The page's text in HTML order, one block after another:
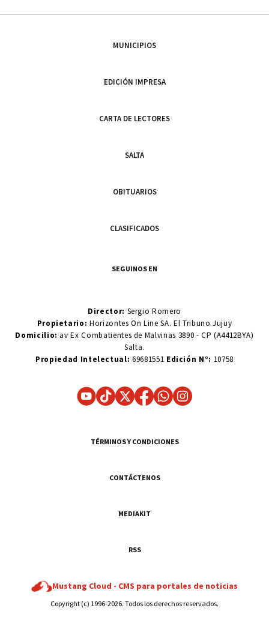
MUNICIPIOS
EDICIÓN IMPRESA
CARTA DE LECTORES
SALTA
OBITUARIOS
CLASIFICADOS
SEGUINOS EN
Director: Sergio Romero
Propietario:Horizontes On Line SA. El Tribuno Jujuy
Domicilio: av Ex Combatientes de Malvinas 3890 - CP (A4412BYA)
Salta.
Propiedad Intelectual: 69681551 Edición N°: 10758
TÉRMINOS Y CONDICIONES
CONTÁCTENOS
MEDIAKIT
RSS
Mustang Cloud - CMS para portales de noticias
Copyright (c) 1996-2026. Todos los derechos reservados.